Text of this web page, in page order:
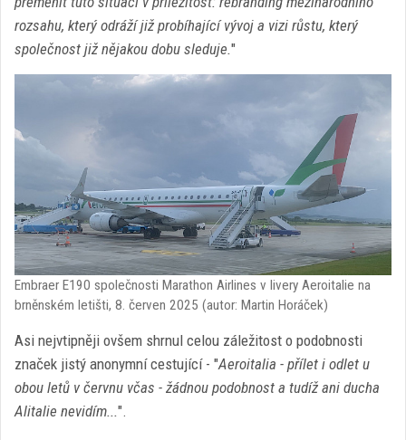
rozsahu, který odráží již probíhající vývoj a vizi růstu, který
společnost již nějakou dobu sleduje."
Embraer E190 společnosti Marathon Airlines v livery Aeroitalie na
brněnském letišti, 8. červen 2025 (autor: Martin Horáček)
Asi nejvtipněji ovšem shrnul celou záležitost o podobnosti
značek jistý anonymní cestující - "Aeroitalia - přílet i odlet u
obou letů v červnu včas - žádnou podobnost a tudíž ani ducha
Alitalie nevidím...".